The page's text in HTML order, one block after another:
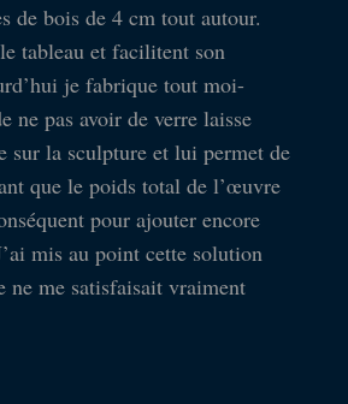
de bois de 4 cm tout autour.
tableau et facilitent son
je fabrique tout moi-
ne pas avoir de verre laisse
sur la sculpture et lui permet de
que le poids total de l’œuvre
pour ajouter encore
mis au point cette solution
ne me satisfaisait vraiment